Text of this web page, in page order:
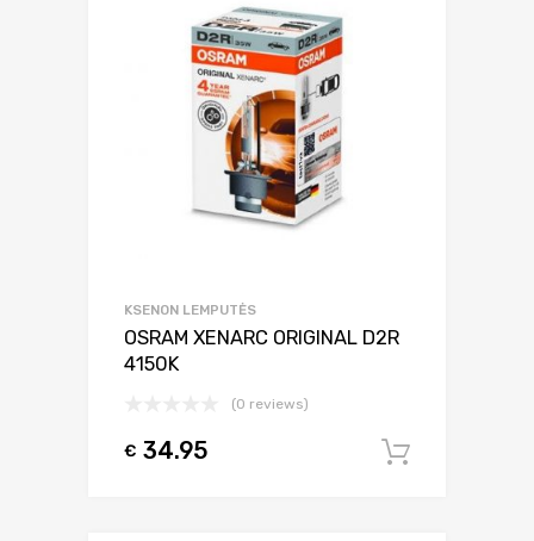
KSENON LEMPUTĖS
OSRAM XENARC ORIGINAL D2R
4150K
(0 reviews)
€ 34.95